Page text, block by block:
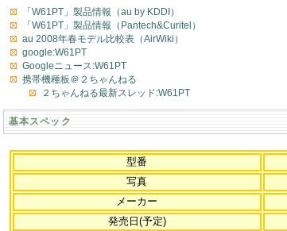
「W61PT」製品情報（au by KDDI）
「W61PT」製品情報（Pantech&Curitel）
au 2008年春モデル比較表（AirWiki）
google:W61PT
Googleニュース:W61PT
携帯機種板＠２ちゃんねる
２ちゃんねる最新スレッド:W61PT
基本スペック
型番
写真
メーカー
発売日(予定)